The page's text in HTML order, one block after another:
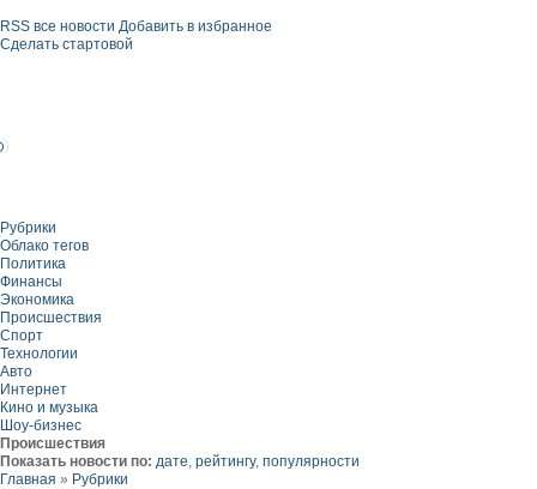
RSS все новости Добавить в избранное
Сделать стартовой
Рубрики
Облако тегов
Политика
Финансы
Экономика
Происшествия
Спорт
Технологии
Авто
Интернет
Кино и музыка
Шоу-бизнес
Происшествия
Показать новости по: дате, рейтингу, популярности
Главная » Рубрики